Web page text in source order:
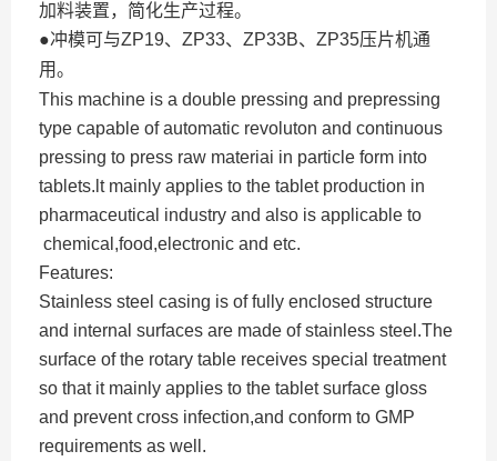
加料装置，简化生产过程。
●冲模可与ZP19、 ZP33、 ZP33B、 ZP35压片机通
用。
This machine is a double pressing and prepressing
type capable of automatic revoluton and continuous
pressing to press raw materiai in particle form into
tablets.lt mainly applies to the tablet production in
pharmaceutical industry and also is applicable to
chemical,food,electronic and etc.
Features:
Stainless steel casing is of fully enclosed structure
and internal surfaces are made of stainless steel.The
surface of the rotary table receives special treatment
so that it mainly applies to the tablet surface gloss
and prevent cross infection,and conform to GMP
requirements as well.